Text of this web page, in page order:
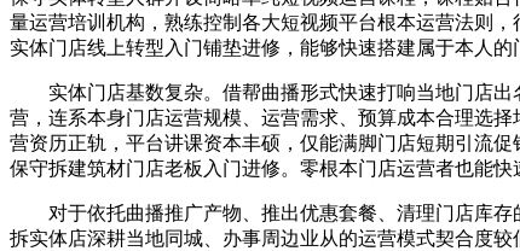
量运营培训机构，熟练控制各大短视频平台根本运营法则
实体门店线上转型入门铺垫进修，能够快速搭建属于本人
实体门店基数复杂。借帮曲播形式快速打响当地门店出
营，连系本身门店运营规模、运营需求、预算成本合理选
营资历正轨，平台讲课资本丰硕，仅能满脚门店短期引流
保守拆建筑材门店老板入门进修。零根本门店运营者也能快
对于依托曲播推广产物、推出优惠套餐、清理门店库存
拆实体店深耕当地同城、办事周边业从的运营模式契合度